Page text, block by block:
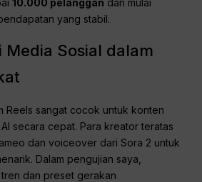
10.000 pelanggan dan mulai
yang stabil.
Media Sosial dalam
Reels sangat cocok untuk konten
secara cepat. Para kreator teratas
dan voiceover dari Sora 2 untuk
Dalam pengujian saya,
dan preset gerakan